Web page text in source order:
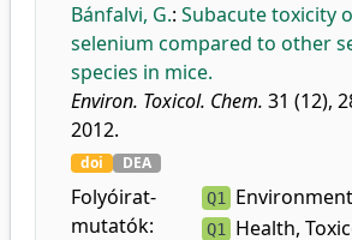
Bánfalvi, G.: Subacute toxicity
selenium compared to other
species in mice.
Environ. Toxicol. Chem. 31 (12),
2012.
doi DEA
Folyóirat-
mutatók:
Q1
Q1 Health,